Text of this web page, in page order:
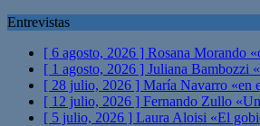
Entrevistas
[ 6 agosto, 2026 ] Rosana Morando
[ 1 agosto, 2026 ] Juliana Bambozzi
[ 28 julio, 2026 ] María Navarro «en
[ 12 julio, 2026 ] Fernando Zullo
[ 5 julio, 2026 ] Laura Aloisi «El